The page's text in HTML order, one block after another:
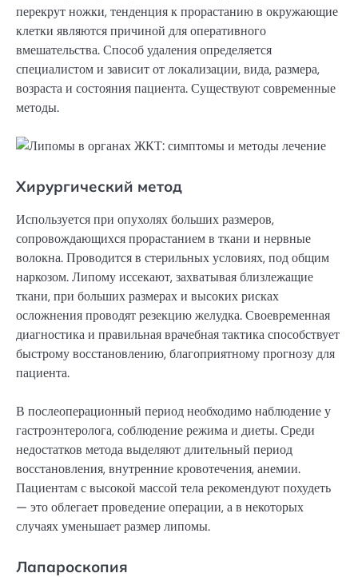
перекрут ножки, тенденция к прорастанию в окружающие
клетки являются причиной для оперативного
вмешательства. Способ удаления определяется
специалистом и зависит от локализации, вида, размера,
возраста и состояния пациента. Существуют современные
методы.
Хирургический метод
Используется при опухолях больших размеров,
сопровождающихся прорастанием в ткани и нервные
волокна. Проводится в стерильных условиях, под общим
наркозом. Липому иссекают, захватывая близлежащие
ткани, при больших размерах и высоких рисках
осложнения проводят резекцию желудка. Своевременная
диагностика и правильная врачебная тактика способствует
быстрому восстановлению, благоприятному прогнозу для
пациента.
В послеоперационный период необходимо наблюдение у
гастроэнтеролога, соблюдение режима и диеты. Среди
недостатков метода выделяют длительный период
восстановления, внутренние кровотечения, анемии.
Пациентам с высокой массой тела рекомендуют похудеть
— это облегает проведение операции, а в некоторых
случаях уменьшает размер липомы.
Лапароскопия